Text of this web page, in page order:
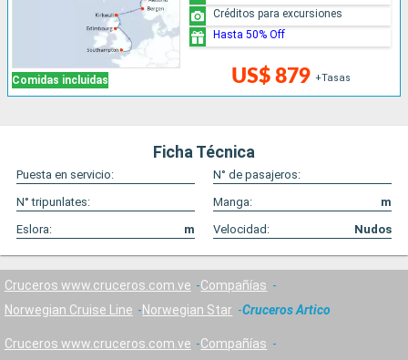
Comidas incluidas US$ 879 +Tasas
Créditos para excursiones
Hasta 50% Off
Ficha Técnica
Puesta en servicio:
N° de pasajeros:
N° tripunlates:
Manga:
m
Eslora:
m Velocidad: Nudos
Cruceros www.cruceros.com.ve
Compañías
Norwegian Cruise Line
Norwegian Star Cruceros Artico
Cruceros www.cruceros.com.ve
Compañías